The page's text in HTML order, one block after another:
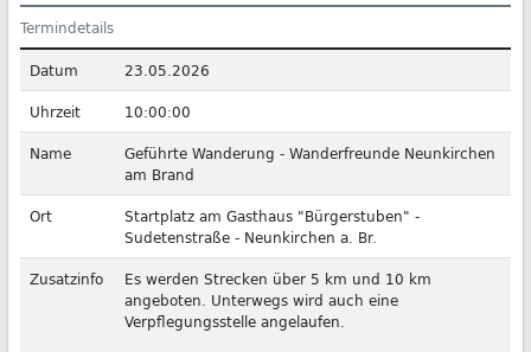
Termindetails
Datum
23.05.2026
Uhrzeit
10:00:00
Name
Geführte Wanderung - Wanderfreunde Neunkirchen
am Brand
Ort
Startplatz am Gasthaus "Bürgerstuben" -
Sudetenstraße - Neunkirchen a. Br.
Zusatzinfo
Es werden Strecken über 5 km und 10 km
angeboten. Unterwegs wird auch eine
Verpflegungsstelle angelaufen.